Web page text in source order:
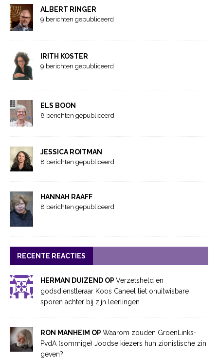
ALBERT RINGER
9 berichten gepubliceerd
IRITH KOSTER
9 berichten gepubliceerd
ELS BOON
8 berichten gepubliceerd
JESSICA ROITMAN
8 berichten gepubliceerd
HANNAH RAAFF
8 berichten gepubliceerd
RECENTE REACTIES
HERMAN DUIZEND OP Verzetsheld en
godsdienstleraar Koos Caneel liet onuitwisbare
sporen achter bij zijn leerlingen
RON MANHEIM OP Waarom zouden GroenLinks-
PvdA (sommige) Joodse kiezers hun zionistische zin
geven?